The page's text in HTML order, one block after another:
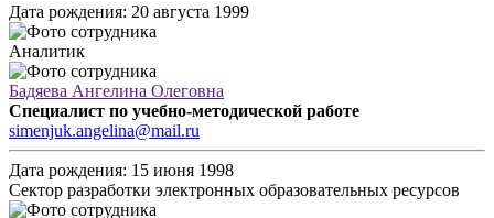
Дата рождения: 20 августа 1999
Аналитик
Бадяева Ангелина Олеговна
Специалист по учебно-методической работе
simenjuk.angelina@mail.ru
Дата рождения: 15 июня 1998
Сектор разработки электронных образовательных ресурсов